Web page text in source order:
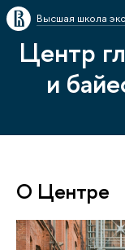
Высшая школа
Центр
и
О Центре